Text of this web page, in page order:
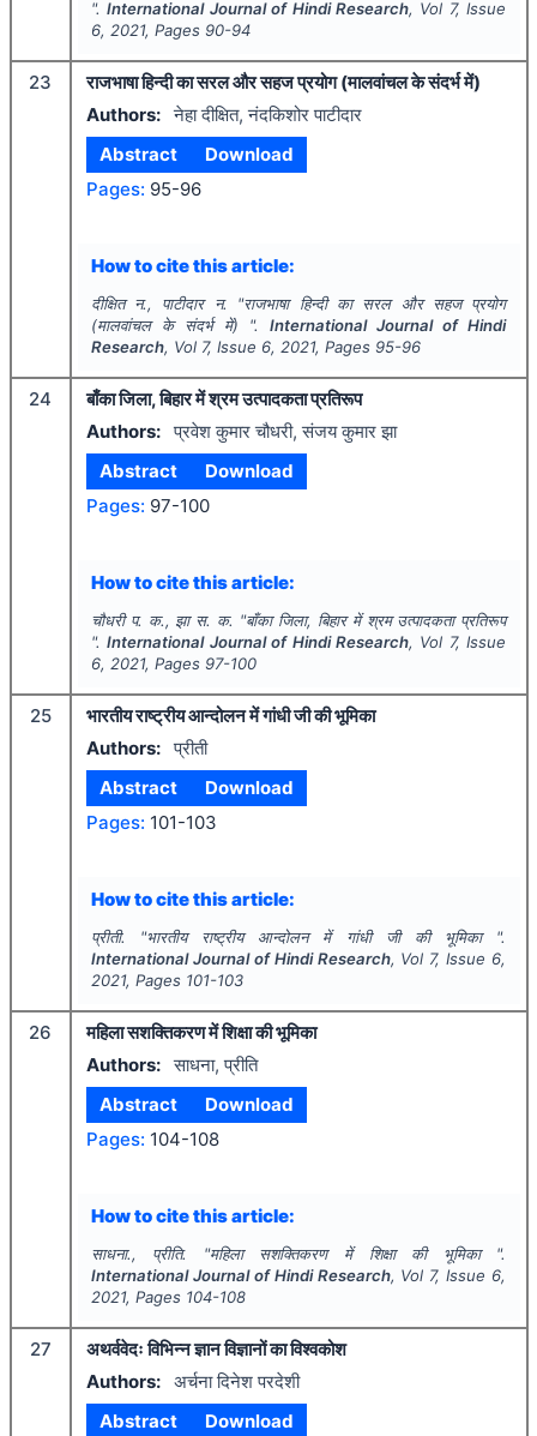
".International Journal of Hindi Research, Vol 7, Issue
6, 2021, Pages 90-94
23
राजभाषा हिन्दी का सरल और सहज प्रयोग (मालवांचल के संदर्भ में)
Authors: नेहा दीक्षित, नंदकिशोर पाटीदार
Abstract
Download
Pages: 95-96
How to cite this article:
दीक्षित न., पाटीदार न. "राजभाषा हिन्दी का सरल और सहज प्रयोग
(मालवांचल के संदर्भ में) ".International Journal of Hindi
Research, Vol 7, Issue 6, 2021, Pages 95-96
24
बाँका जिला, बिहार में श्रम उत्पादकता प्रतिरूप
Authors: प्रवेश कुमार चौधरी, संजय कुमार झा
Abstract
Download
Pages: 97-100
How to cite this article:
चौधरी प. क., झा स. क. "बाँका जिला, बिहार में श्रम उत्पादकता प्रतिरूप
".International Journal of Hindi Research, Vol 7, Issue
6, 2021, Pages 97-100
25
भारतीय राष्ट्रीय आन्दोलन में गांधी जी की भूमिका
Authors: प्रीती
Abstract
Download
Pages: 101-103
How to cite this article:
प्रीती. "भारतीय राष्ट्रीय आन्दोलन में गांधी जी की भूमिका ".
International Journal of Hindi Research, Vol 7, Issue 6,
2021, Pages 101-103
26
महिला सशक्तिकरण में शिक्षा की भूमिका
Authors: साधना, प्रीति
Abstract
Download
Pages: 104-108
How to cite this article:
साधना., प्रीति. "महिला सशक्तिकरण में शिक्षा की भूमिका ".
International Journal of Hindi Research, Vol 7, Issue 6,
2021, Pages 104-108
27
अथर्ववेदः विभिन्न ज्ञान विज्ञानों का विश्वकोश
Authors: अर्चना दिनेश परदेशी
Abstract
Download